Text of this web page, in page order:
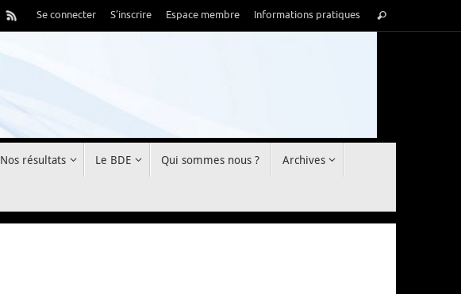
Se connecter S’inscrire Espace membre Informations pratiques
pour
Rechercher
Nos résultats Le BDE Qui sommes nous ? Archives